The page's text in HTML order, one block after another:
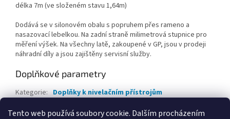
Tento web používá soubory cookie. Dalším procházením
délka 7m (ve složeném stavu 1,64m)
Dodává se v silonovém obalu s popruhem přes rameno a
nasazovací lebelkou. Na zadní straně milimetrová stupnice pro
měření výšek. Na všechny latě, zakoupené v GP, jsou v prodeji
náhradní díly a jsou zajištěny servisní služby.
Doplňkové parametry
Kategorie: Doplňky k nivelačním přístrojům